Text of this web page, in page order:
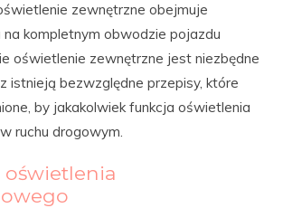
zewnętrzne obejmuje
na kompletnym obwodzie pojazdu
oświetlenie zewnętrzne jest niezbędne
istnieją bezwzględne przepisy, które
by jakakolwiek funkcja oświetlenia
ruchu drogowym.